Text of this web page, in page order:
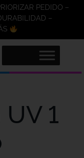
PEDIDO –
–
1